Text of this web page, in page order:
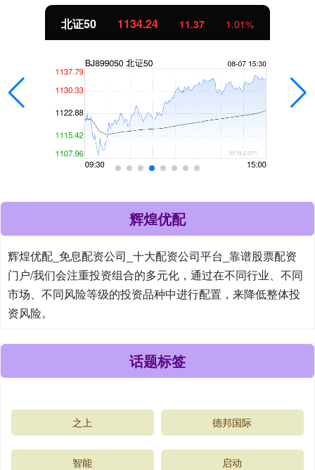
北证50 1134.24 11.37 1.01%
辉煌优配
辉煌优配_免息配资公司_十大配资公司平台_靠谱股票配资
门户/我们会注重投资组合的多元化，通过在不同行业、不同
市场、不同风险等级的投资品种中进行配置，来降低整体投
资风险。
话题标签
之上 德邦国际
智能 启动